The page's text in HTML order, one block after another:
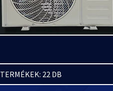
TERMÉKEK: 22 DB